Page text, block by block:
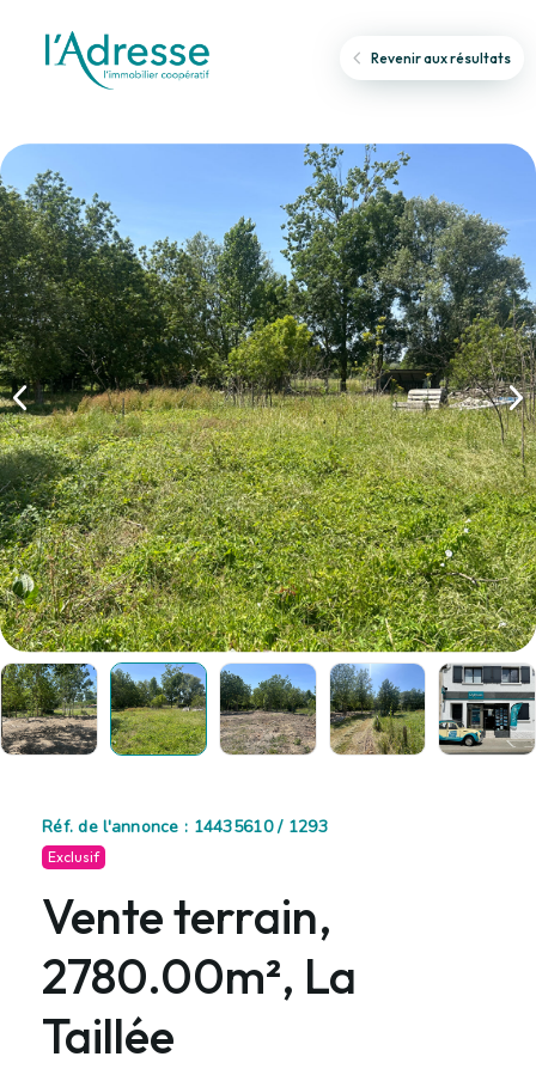
Revenir aux résultats
Réf. de l'annonce : 14435610 / 1293
Exclusif
Vente terrain,
2780.00m², La
Taillée